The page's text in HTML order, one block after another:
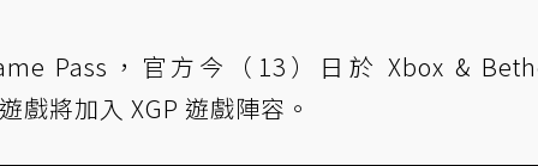
Pass，官方今（13）日於 Xbox &
戲將加入 XGP 遊戲陣容。